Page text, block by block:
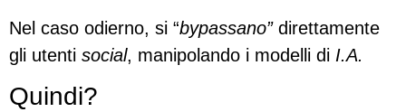
Nel caso odierno, si “bypassano”direttamente
gli utenti social, manipolando i modelli di I.A.
Quindi?